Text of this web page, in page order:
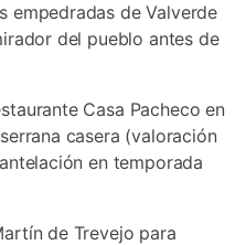
empedradas de Valverde
del pueblo antes de
Casa Pacheco en
casera (valoración
en temporada
de Trevejo para